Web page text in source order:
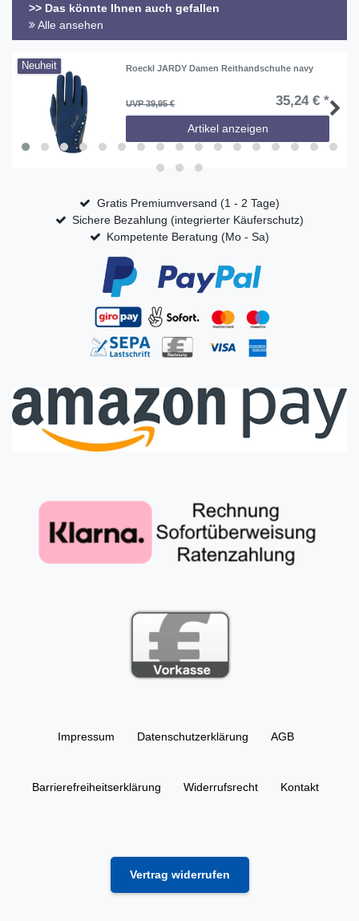
>> Das könnte Ihnen auch gefallen
Alle ansehen
Neuheit Roeckl JARDY Damen Reithandschuhe navy
UVP 39,95 € 35,24 € *
Artikel anzeigen
Gratis Premiumversand (1 - 2 Tage)
Sichere Bezahlung (integrierter Käuferschutz)
Kompetente Beratung (Mo - Sa)
Impressum Daten­schutz­erklärung AGB
Barrierefreiheitserklärung Widerrufs­recht Kontakt
Vertrag widerrufen